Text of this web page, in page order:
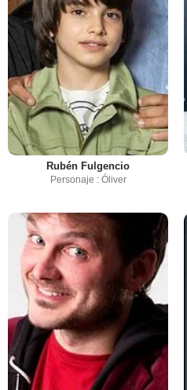
Rubén Fulgencio
Personaje : Óliver